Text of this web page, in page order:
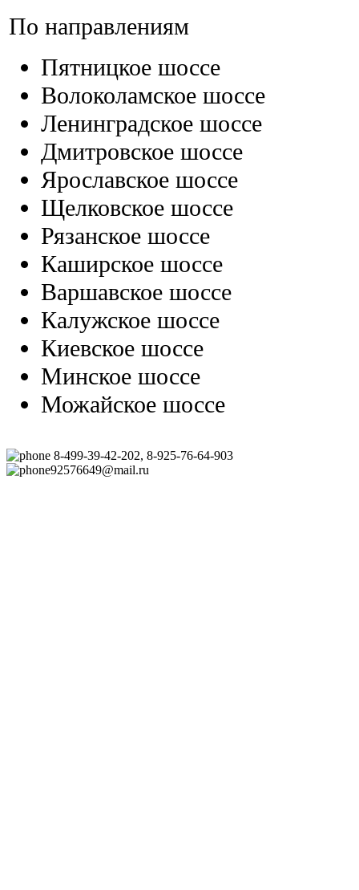
По направлениям
Пятницкое шоссе
Волоколамское шоссе
Ленинградское шоссе
Дмитровское шоссе
Ярославское шоссе
Щелковское шоссе
Рязанское шоссе
Каширское шоссе
Варшавское шоссе
Калужское шоссе
Киевское шоссе
Минское шоссе
Можайское шоссе
8-499-39-42-202, 8-925-76-64-903
92576649@mail.ru